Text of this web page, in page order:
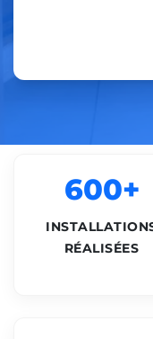
600+
RÉALISÉES